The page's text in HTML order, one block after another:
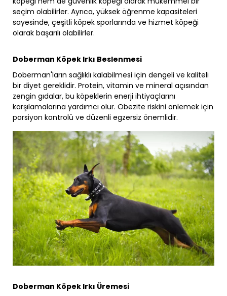
seçim olabilirler. Ayrıca, yüksek öğrenme kapasiteleri
sayesinde, çeşitli köpek sporlarında ve hizmet köpeği
olarak başarılı olabilirler.
Doberman Köpek Irkı Beslenmesi
Doberman'ların sağlıklı kalabilmesi için dengeli ve kaliteli
bir diyet gereklidir. Protein, vitamin ve mineral açısından
zengin gıdalar, bu köpeklerin enerji ihtiyaçlarını
karşılamalarına yardımcı olur. Obezite riskini önlemek için
porsiyon kontrolü ve düzenli egzersiz önemlidir.
Doberman Köpek Irkı Üremesi